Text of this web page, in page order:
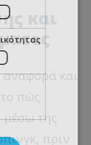
και
αναφορά και
πώς
μέσω της
πριν